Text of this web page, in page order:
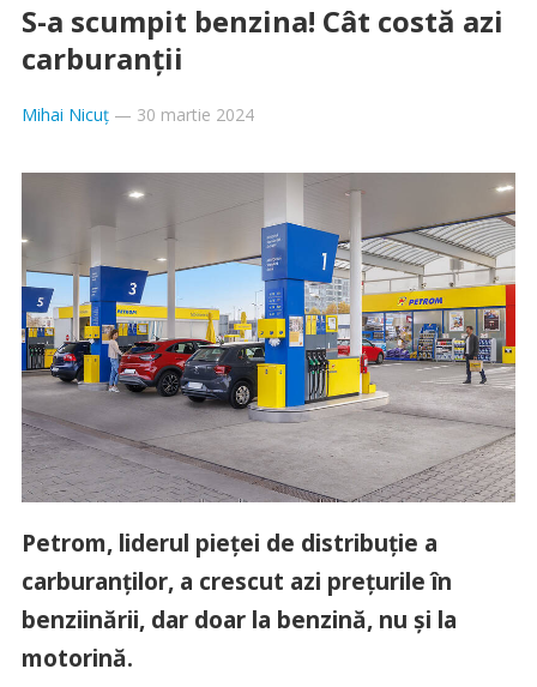
S-a scumpit benzina! Cât costă azi
carburanții
Mihai Nicuț— 30 martie 2024
Petrom, liderul pieței de distribuție a
carburanților, a crescut azi prețurile în
benziinării, dar doar la benzină, nu și la
motorină.